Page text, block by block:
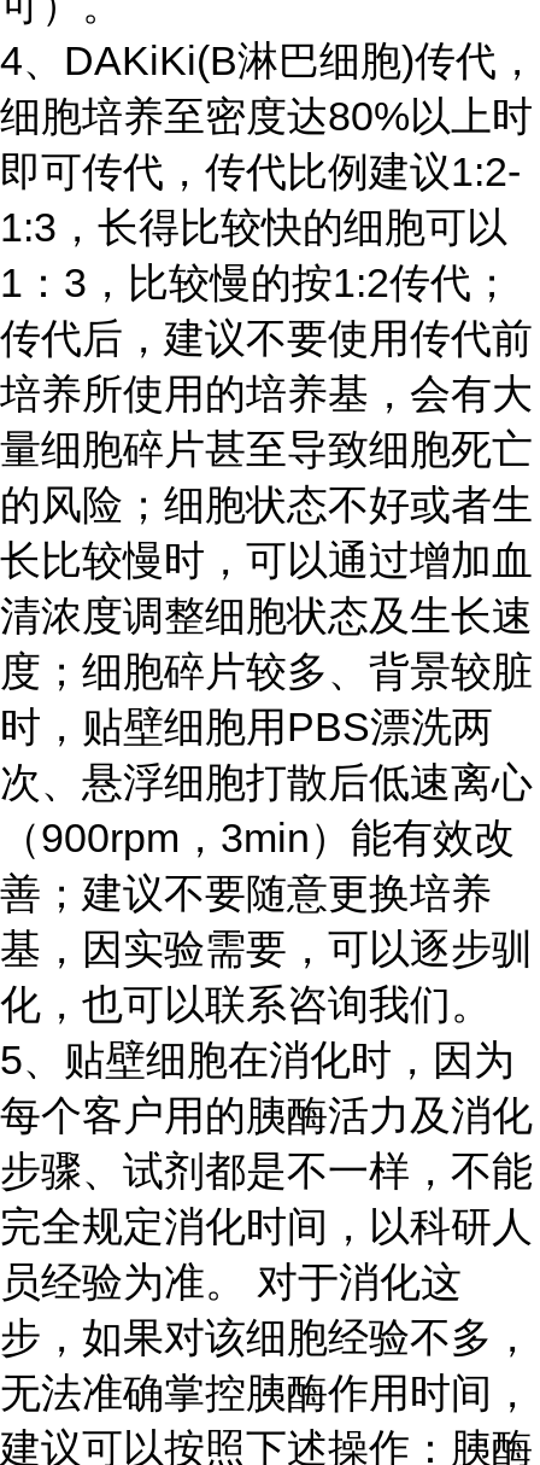
4、DAKiKi(B淋巴细胞)传代，
细胞培养至密度达80%以上时
即可传代，传代比例建议1:2-
1:3，长得比较快的细胞可以
1：3，比较慢的按1:2传代；
传代后，建议不要使用传代前
培养所使用的培养基，会有大
量细胞碎片甚至导致细胞死亡
的风险；细胞状态不好或者生
长比较慢时，可以通过增加血
清浓度调整细胞状态及生长速
度；细胞碎片较多、背景较脏
时，贴壁细胞用PBS漂洗两
次、悬浮细胞打散后低速离心
（900rpm，3min）能有效改
善；建议不要随意更换培养
基，因实验需要，可以逐步驯
化，也可以联系咨询我们。
5、贴壁细胞在消化时，因为
每个客户用的胰酶活力及消化
步骤、试剂都是不一样，不能
完全规定消化时间，以科研人
员经验为准。 对于消化这
步，如果对该细胞经验不多，
无法准确掌控胰酶作用时间，
建议可以按照下述操作：胰酶